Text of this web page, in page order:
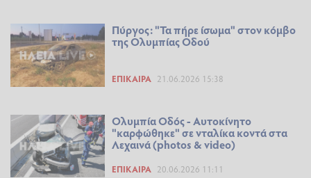
Πύργος: "Τα πήρε ίσωμα" στον κόμβο
της Ολυμπίας Οδού
ΕΠΊΚΑΙΡΑ 21.06.2026 15:38
Ολυμπία Οδός - Αυτοκίνητο
"καρφώθηκε" σε νταλίκα κοντά στα
Λεχαινά (photos & video)
ΕΠΊΚΑΙΡΑ 20.06.2026 11:11